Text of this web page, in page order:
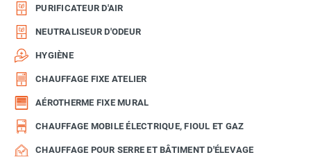
PURIFICATEUR D'AIR
NEUTRALISEUR D'ODEUR
HYGIÈNE
CHAUFFAGE FIXE ATELIER
AÉROTHERME FIXE MURAL
CHAUFFAGE MOBILE ÉLECTRIQUE, FIOUL ET GAZ
CHAUFFAGE POUR SERRE ET BÂTIMENT D'ÉLEVAGE